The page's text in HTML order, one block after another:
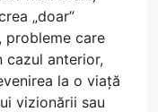
„doar”
probleme care
cazul anterior,
la o viață
vizionării sau